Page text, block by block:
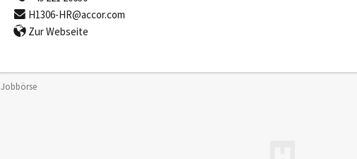
H1306-HR@accor.com
Zur Webseite
Jobbörse